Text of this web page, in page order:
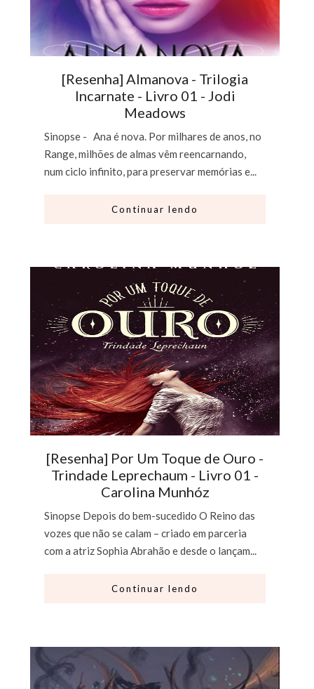
[Resenha] Almanova - Trilogia
Incarnate - Livro 01 - Jodi
Meadows
Sinopse - Ana é nova. Por milhares de anos, no
Range, milhões de almas vêm reencarnando,
num ciclo infinito, para preservar memórias e...
Continuar lendo
[Resenha] Por Um Toque de Ouro -
Trindade Leprechaum - Livro 01 -
Carolina Munhóz
Sinopse Depois do bem-sucedido O Reino das
vozes que não se calam – criado em parceria
com a atriz Sophia Abrahão e desde o lançam...
Continuar lendo